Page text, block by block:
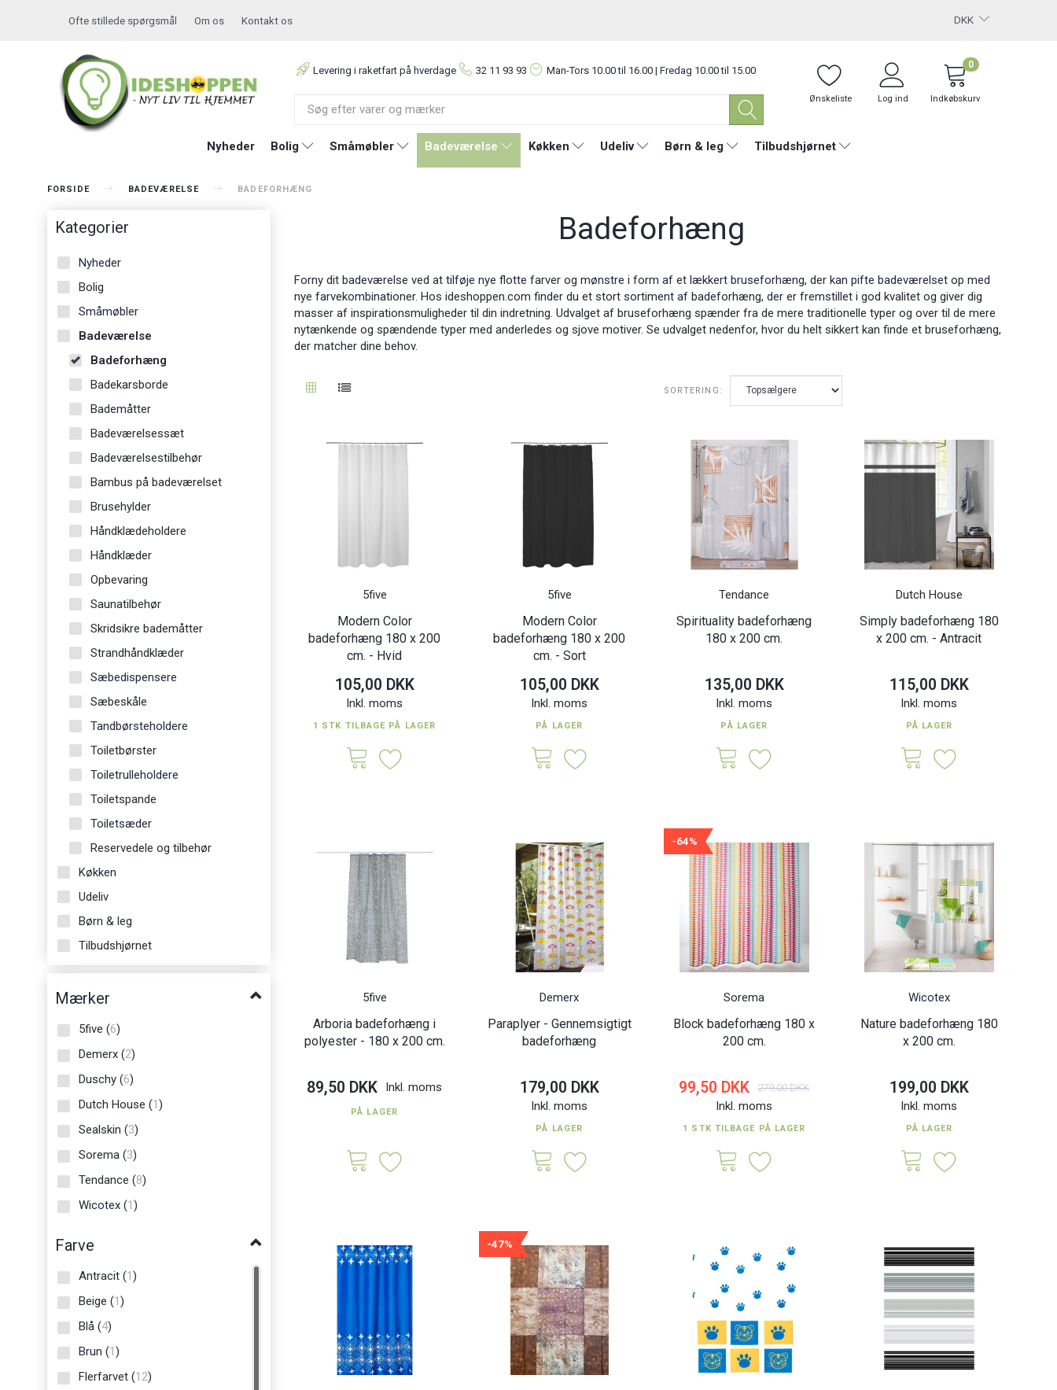
DKK
Ofte stillede spørgsmål Om os Kontakt os
Levering i raketfart på hverdage 32 11 93 93 Man-Tors 10.00 til 16.00 | Fredag 10.00 til 15.00
Ønskeliste Log ind Indkøbskurv
0
Nyheder Bolig Småmøbler Badeværelse Køkken Udeliv Børn & leg Tilbudshjørnet
FORSIDE BADEVÆRELSE BADEFORHÆNG
Kategorier
Nyheder
Bolig
Småmøbler
Badeværelse
Badeforhæng
Badekarsborde
Bademåtter
Badeværelsessæt
Badeværelsestilbehør
Bambus på badeværelset
Brusehylder
Håndklædeholdere
Håndklæder
Opbevaring
Saunatilbehør
Skridsikre bademåtter
Strandhåndklæder
Sæbedispensere
Sæbeskåle
Tandbørsteholdere
Toiletbørster
Toiletrulleholdere
Toiletspande
Toiletsæder
Reservedele og tilbehør
Køkken
Udeliv
Børn & leg
Tilbudshjørnet
Mærker
5five (6)
Demerx (2)
Duschy (6)
Dutch House (1)
Sealskin (3)
Sorema (3)
Tendance (8)
Wicotex (1)
Farve
Antracit (1)
Beige (1)
Blå (4)
Brun (1)
Flerfarvet (12)
Badeforhæng
Forny dit badeværelse ved at tilføje nye flotte farver og mønstre i form af et lækkert bruseforhæng, der kan pifte badeværelset op med
nye farvekombinationer. Hos ideshoppen.com finder du et stort sortiment af badeforhæng, der er fremstillet i god kvalitet og giver dig
masser af inspirationsmuligheder til din indretning. Udvalget af bruseforhæng spænder fra de mere traditionelle typer og over til de mere
nytænkende og spændende typer med anderledes og sjove motiver. Se udvalget nedenfor, hvor du helt sikkert kan finde et bruseforhæng,
der matcher dine behov.
SORTERING:
5five
Modern Color
badeforhæng 180 x 200
cm. - Hvid
105,00 DKK
Inkl. moms
1 STK TILBAGE PÅ LAGER
5five
Modern Color
badeforhæng 180 x 200
cm. - Sort
105,00 DKK
Inkl. moms
PÅ LAGER
Tendance
Spirituality badeforhæng
180 x 200 cm.
135,00 DKK
Inkl. moms
PÅ LAGER
Dutch House
Simply badeforhæng 180
x 200 cm. - Antracit
115,00 DKK
Inkl. moms
PÅ LAGER
5five
Arboria badeforhæng i
polyester - 180 x 200 cm.
89,50 DKK Inkl. moms
PÅ LAGER
Demerx
Paraplyer - Gennemsigtigt
badeforhæng
179,00 DKK
Inkl. moms
PÅ LAGER
-64%
Sorema
Block badeforhæng 180 x
200 cm.
99,50 DKK 279,00 DKK
Inkl. moms
1 STK TILBAGE PÅ LAGER
Wicotex
Nature badeforhæng 180
x 200 cm.
199,00 DKK
Inkl. moms
PÅ LAGER
-47%